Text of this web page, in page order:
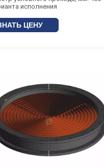
исполнения
ЦЕНУ